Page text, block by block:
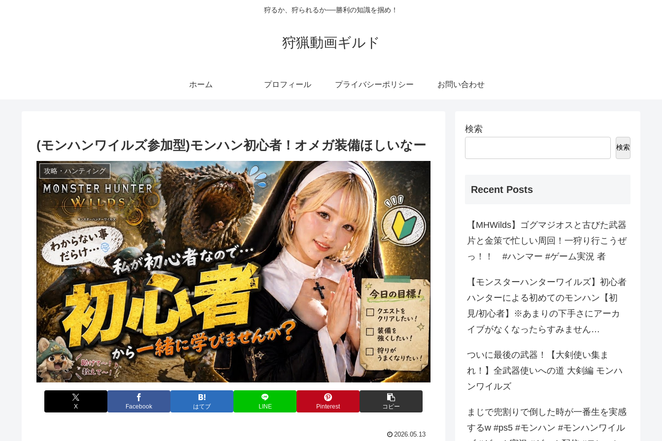
狩るか、狩られるか──勝利の知識を掴め！
狩猟動画ギルド
ホーム プロフィール プライバシーポリシー お問い合わせ
(モンハンワイルズ参加型)モンハン初心者！オメガ装備ほしいなー
攻略・ハンティング
X Facebook はてブ LINE Pinterest コピー
2026.05.13
検索
検索
Recent Posts
【MHWilds】ゴグマジオスと古びた武器
片と金策で忙しい周回！一狩り行こうぜ
っ！！ #ハンマー #ゲーム実況 者
【モンスターハンターワイルズ】初心者
ハンターによる初めてのモンハン【初
見/初心者】※あまりの下手さにアーカ
イブがなくなったらすみません…
ついに最後の武器！【大剣使い集ま
れ！】全武器使いへの道 大剣編 モンハ
ンワイルズ
まじで兜割りで倒した時が一番生を実感
するw #ps5 #モンハン #モンハンワイル